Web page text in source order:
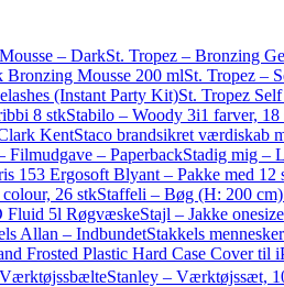
– DarkSt. Tropez – Bronzing
Bronzing Mousse 200 mlSt. Tropez –
(Instant Party Kit)St. Tropez
8 stkStabilo – Woody 3i1 farver,
KentStaco brandsikret værdiskab
Filmudgave – PaperbackStadig mig –
153 Ergosoft Blyant – Pakke med 12
26 stkStaffeli – Bøg (H: 200 cm)
Fluid 5l RøgvæskeStajl – Jakke
Allan – IndbundetStakkels
Frosted Plastic Hard Case Cover til
Stanley – Værktøjssæt,